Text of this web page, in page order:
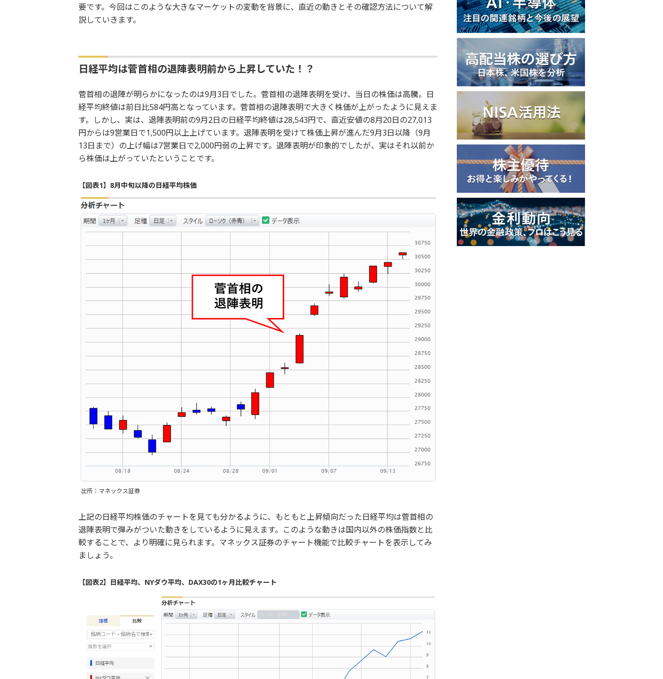
要です。今回はこのような大きなマーケットの変動を背景に、直近の動きとその確認方法について解
説していきます。
日経平均は菅首相の退陣表明前から上昇していた！？
菅首相の退陣が明らかになったのは9月3日でした。菅首相の退陣表明を受け、当日の株価は高騰。日
経平均終値は前日比584円高となっています。菅首相の退陣表明で大きく株価が上がったように見えま
す。しかし、実は、退陣表明前の9月2日の日経平均終値は28,543円で、直近安値の8月20日の27,013
円からは9営業日で1,500円以上上げています。退陣表明を受けて株価上昇が進んだ9月3日以降（9月
13日まで）の上げ幅は7営業日で2,000円弱の上昇です。退陣表明が印象的でしたが、実はそれ以前か
ら株価は上がっていたということです。
【図表1】8月中旬以降の日経平均株価
出所：マネックス証券
上記の日経平均株価のチャートを見ても分かるように、もともと上昇傾向だった日経平均は菅首相の
退陣表明で弾みがついた動きをしているように見えます。このような動きは国内以外の株価指数と比
較することで、より明確に見られます。マネックス証券のチャート機能で比較チャートを表示してみ
ましょう。
【図表2】日経平均、NYダウ平均、DAX30の1ヶ月比較チャート